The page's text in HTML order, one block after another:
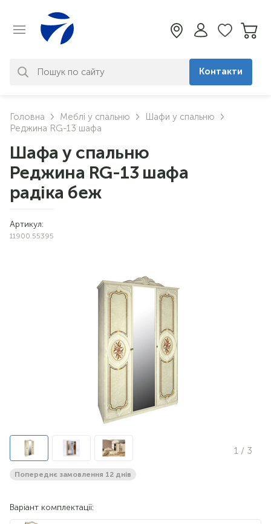
знайдено. Уточніть свій запит
Контакти
Головна Меблі у спальню
Шафи у спальню
Реджина RG-13 шафа
Шафа у спальню
Реджина RG-13 шафа
радіка беж
Артикул:
11900.55395
1 / 3
Попереднє замовлення 12 днів
Варіант комплектації: